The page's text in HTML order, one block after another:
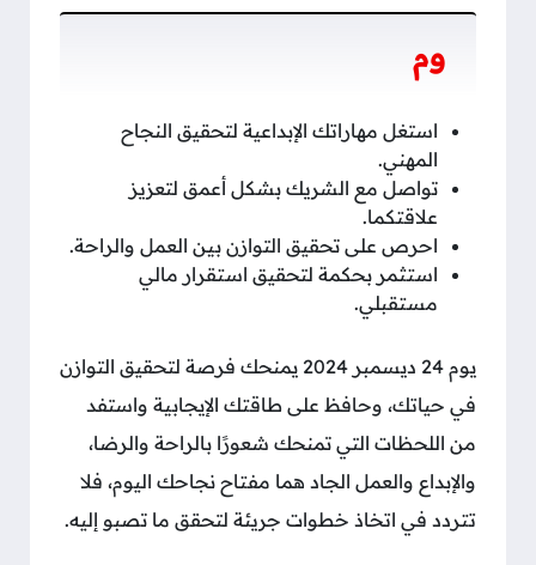
وم
استغل مهاراتك الإبداعية لتحقيق النجاح
المهني.
تواصل مع الشريك بشكل أعمق لتعزيز
علاقتكما.
احرص على تحقيق التوازن بين العمل والراحة.
استثمر بحكمة لتحقيق استقرار مالي
مستقبلي.
يوم 24 ديسمبر 2024 يمنحك فرصة لتحقيق التوازن
في حياتك، وحافظ على طاقتك الإيجابية واستفد
من اللحظات التي تمنحك شعورًا بالراحة والرضا،
والإبداع والعمل الجاد هما مفتاح نجاحك اليوم، فلا
تتردد في اتخاذ خطوات جريئة لتحقق ما تصبو إليه.